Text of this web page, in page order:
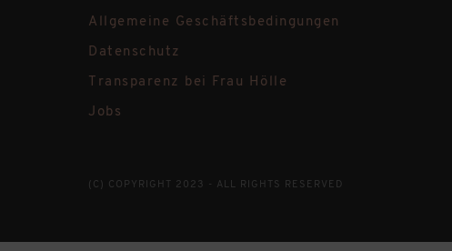
Allgemeine Geschäftsbedingungen
Datenschutz
Transparenz bei Frau Hölle
Jobs
(C) COPYRIGHT 2023 - ALL RIGHTS RESERVED